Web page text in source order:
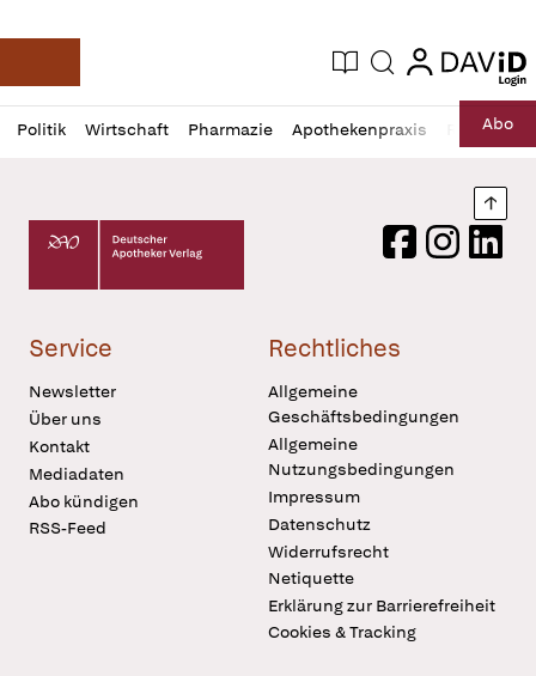
Deutsche Apotheker Zeitung
Aktuelle Ausgabe
Suche login
login
Politik Wirtschaft Pharmazie Apothekenpraxis RechtAbo
Profil
öffnen
Daz
Pur
Deutscher Apotheker Verlag Logo
FacebookInstagram
Service
Newsletter
Über uns
Kontakt
Mediadaten
Abo kündigen
RSS-Feed
Rechtliches
Allgemeine
Geschäftsbedingungen
Allgemeine
Nutzungsbedingungen
Impressum
Datenschutz
Widerrufsrecht
Netiquette
Erklärung zur Barrierefreiheit
Cookies & Tracking